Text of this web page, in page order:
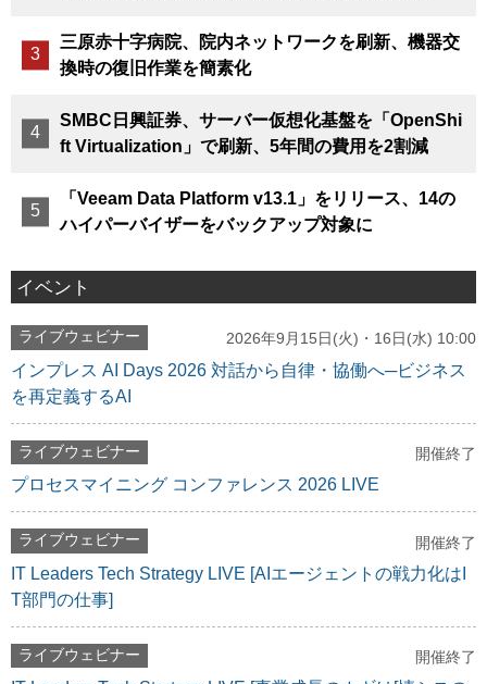
三原赤十字病院、院内ネットワークを刷新、機器交
換時の復旧作業を簡素化
SMBC日興証券、サーバー仮想化基盤を「OpenShi
ft Virtualization」で刷新、5年間の費用を2割減
「Veeam Data Platform v13.1」をリリース、14の
ハイパーバイザーをバックアップ対象に
イベント
ライブウェビナー 2026年9月15日(火)・16日(水) 10:00
インプレス AI Days 2026 対話から自律・協働へ─ビジネス
を再定義するAI
ライブウェビナー 開催終了
プロセスマイニング コンファレンス 2026 LIVE
ライブウェビナー 開催終了
IT Leaders Tech Strategy LIVE [AIエージェントの戦力化はI
T部門の仕事]
ライブウェビナー 開催終了